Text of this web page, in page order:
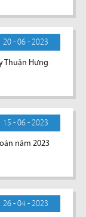
20 - 06 - 2023
Thuận Hưng
15 - 06 - 2023
năm 2023
26 - 04 - 2023